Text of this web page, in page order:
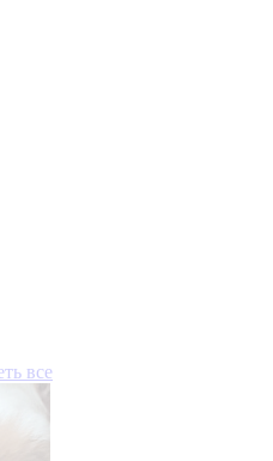
все